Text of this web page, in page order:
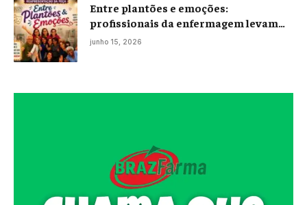
Entre plantões e emoções:
profissionais da enfermagem levam
histórias reais ao palco em Campos
junho 15, 2026